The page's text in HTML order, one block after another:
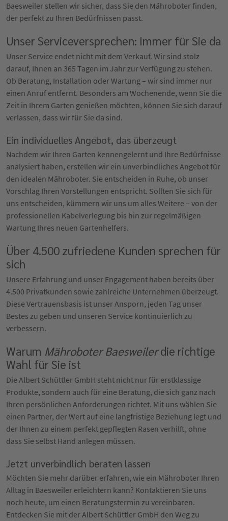
Baesweiler stellen wir sicher, dass Sie den Mähroboter finden,
der perfekt zu Ihren Bedürfnissen passt.
Unser Serviceversprechen: Immer für Sie da
Unser Service endet nicht mit dem Verkauf. Wir sind stolz
darauf, Ihnen an 365 Tagen im Jahr zur Verfügung zu stehen.
Ob Beratung, Installation oder Wartung – wir sind immer nur
einen Anruf entfernt. Besonders am Wochenende, wenn Sie die
Zeit in Ihrem Garten genießen möchten, können Sie sich darauf
verlassen, dass wir für Sie da sind.
Ein individuelles Angebot, das überzeugt
Nachdem wir Ihren Garten kennengelernt und Ihre Bedürfnisse
analysiert haben, erstellen wir ein unverbindliches Angebot für
den idealen Mähroboter. Sie entscheiden in Ruhe, ob unser
Vorschlag Ihren Vorstellungen entspricht. Sollten Sie sich für
uns entscheiden, kümmern wir uns um alles Weitere – von der
professionellen Kabelverlegung bis hin zur regelmäßigen
Wartung Ihres neuen Gartenhelfers.
Über 4.500 zufriedene Kunden sprechen für
sich
Unsere Erfahrung und unser Engagement haben bereits über
4.500 Privatkunden sowie zahlreiche Unternehmen überzeugt.
Diese Vertrauensbasis ist unser Ansporn, jeden Tag unser
Bestes zu geben und unseren Service kontinuierlich zu
verbessern.
Warum Mähroboter Baesweilerdie richtige
Wahl für Sie ist
Die Albert Schüttler GmbH steht nicht nur für erstklassige
Produkte, sondern auch für eine Beratung, die sich ganz nach
Ihren persönlichen Anforderungen richtet. Mit uns wählen Sie
einen Partner, der Wert auf eine langfristige Beziehung legt und
der Ihnen zu einem perfekt gepflegten Rasen verhilft, ohne
dass Sie selbst Hand anlegen müssen.
Jetzt unverbindlich beraten lassen
Möchten Sie mehr darüber erfahren, wie ein Mähroboter Ihren
Alltag in Baesweiler erleichtern kann? Kontaktieren Sie uns
noch heute, um einen Beratungstermin zu vereinbaren.
Entdecken Sie mit der Albert Schüttler GmbH den Weg zu